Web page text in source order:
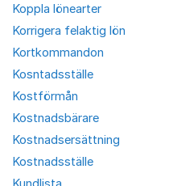
Koppla lönearter
Korrigera felaktig lön
Kortkommandon
Kosntadsställe
Kostförmån
Kostnadsbärare
Kostnadsersättning
Kostnadsställe